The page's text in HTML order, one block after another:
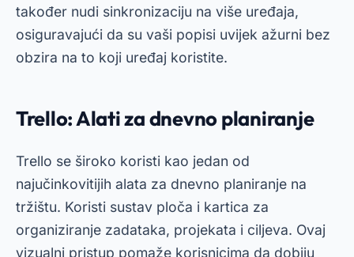
također nudi sinkronizaciju na više uređaja,
osiguravajući da su vaši popisi uvijek ažurni bez
obzira na to koji uređaj koristite.
Trello: Alati za dnevno planiranje
Trello se široko koristi kao jedan od
najučinkovitijih alata za dnevno planiranje na
tržištu. Koristi sustav ploča i kartica za
organiziranje zadataka, projekata i ciljeva. Ovaj
vizualni pristup pomaže korisnicima da dobiju